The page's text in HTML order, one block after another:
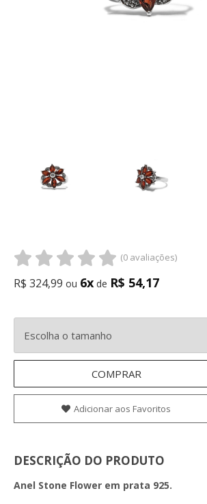
(0 avaliações)
R$ 324,99 ou 6x de R$ 54,17
COMPRAR
Adicionar aos Favoritos
DESCRIÇÃO DO PRODUTO
Anel Stone Flower em prata 925.